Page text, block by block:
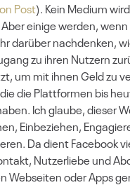
Post). Kein Medium
einige werden, wenn
darüber nachdenken,
zu ihren Nutzern
um mit ihnen Geld zu
die Plattformen bis
Ich glaube, dieser
Einbeziehen,
Da dient Facebook
Nutzerliebe und
Webseiten oder Apps